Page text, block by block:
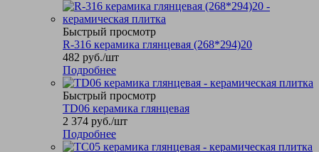
Быстрый просмотр
R-316 керамика глянцевая (268*294)20
482 руб./шт
Подробнее
Быстрый просмотр
TD06 керамика глянцевая
2 374 руб./шт
Подробнее